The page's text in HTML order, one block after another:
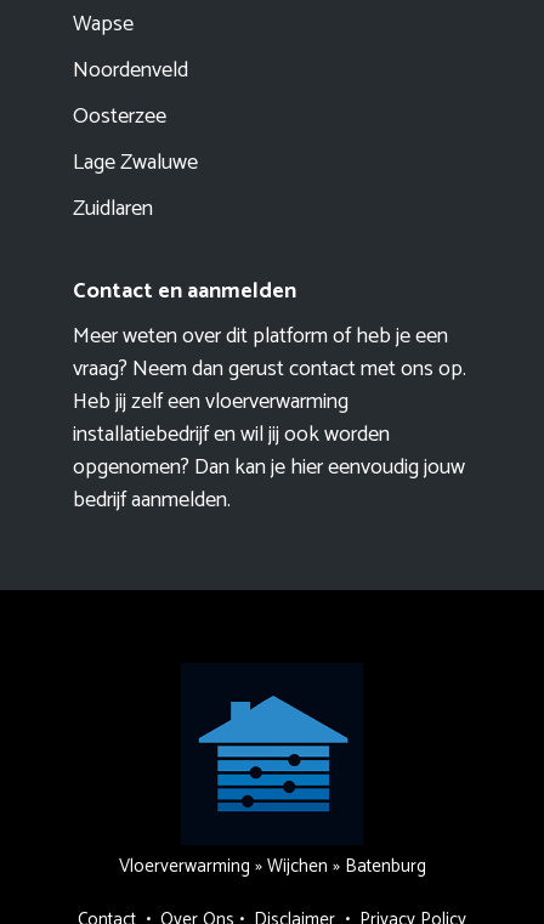
Wapse
Noordenveld
Oosterzee
Lage Zwaluwe
Zuidlaren
Contact en aanmelden
Meer weten over dit platform of heb je een
vraag? Neem dan gerust contact met ons op.
Heb jij zelf een vloerverwarming
installatiebedrijf en wil jij ook worden
opgenomen? Dan kan je hier eenvoudigjouw
bedrijf aanmelden.
Vloerverwarming »Wijchen » Batenburg